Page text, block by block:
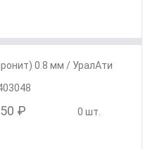
0.8 мм / УралАти
₽ 0 шт.